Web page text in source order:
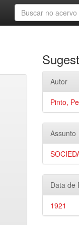
Autor
Pinto,
Assunto
Data de
1921